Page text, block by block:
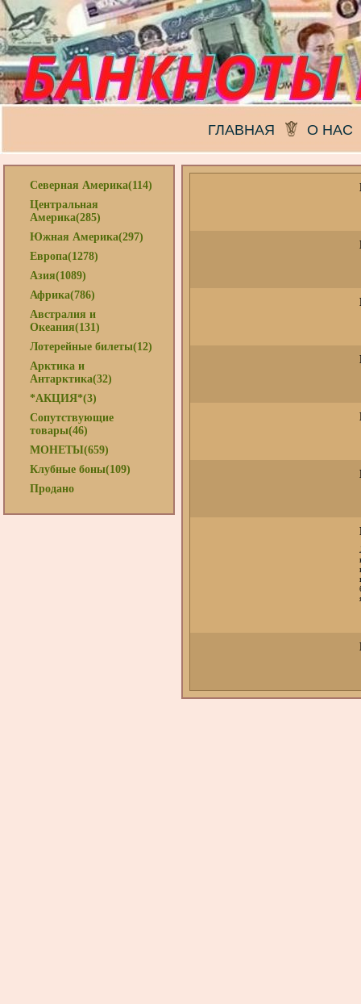
ГЛАВНАЯ О НАС
Северная Америка(114)
Центральная
Америка(285)
Южная Америка(297)
Европа(1278)
Азия(1089)
Африка(786)
Австралия и
Океания(131)
Лотерейные билеты(12)
Арктика и
Антарктика(32)
*АКЦИЯ*(3)
Сопутствующие
товары(46)
МОНЕТЫ(659)
Клубные боны(109)
Продано